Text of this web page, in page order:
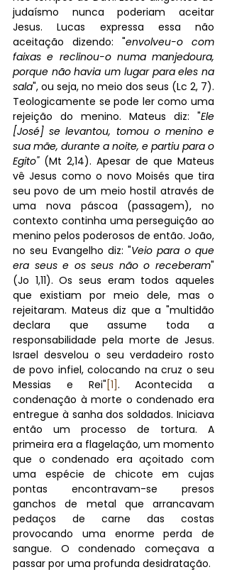
judaísmo nunca poderiam aceitar
Jesus. Lucas expressa essa não
aceitação dizendo: "envolveu-o com
faixas e reclinou-o numa manjedoura,
porque não havia um lugar para eles na
sala", ou seja, no meio dos seus (Lc 2, 7).
Teologicamente se pode ler como uma
rejeição do menino. Mateus diz: "Ele
[José] se levantou, tomou o menino e
sua mãe, durante a noite, e partiu para o
Egito" (Mt 2,14). Apesar de que Mateus
vê Jesus como o novo Moisés que tira
seu povo de um meio hostil através de
uma nova páscoa (passagem), no
contexto continha uma perseguição ao
menino pelos poderosos de então. João,
no seu Evangelho diz: "Veio para o que
era seus e os seus não o receberam"
(Jo 1,11). Os seus eram todos aqueles
que existiam por meio dele, mas o
rejeitaram. Mateus diz que a "multidão
declara que assume toda a
responsabilidade pela morte de Jesus.
Israel desvelou o seu verdadeiro rosto
de povo infiel, colocando na cruz o seu
Messias e Rei" [1]. Acontecida a
condenação à morte o condenado era
entregue à sanha dos soldados. Iniciava
então um processo de tortura. A
primeira era a flagelação, um momento
que o condenado era açoitado com
uma espécie de chicote em cujas
pontas encontravam-se presos
ganchos de metal que arrancavam
pedaços de carne das costas
provocando uma enorme perda de
sangue. O condenado começava a
passar por uma profunda desidratação.